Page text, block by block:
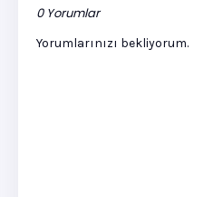
0 Yorumlar
Yorumlarınızı bekliyorum.